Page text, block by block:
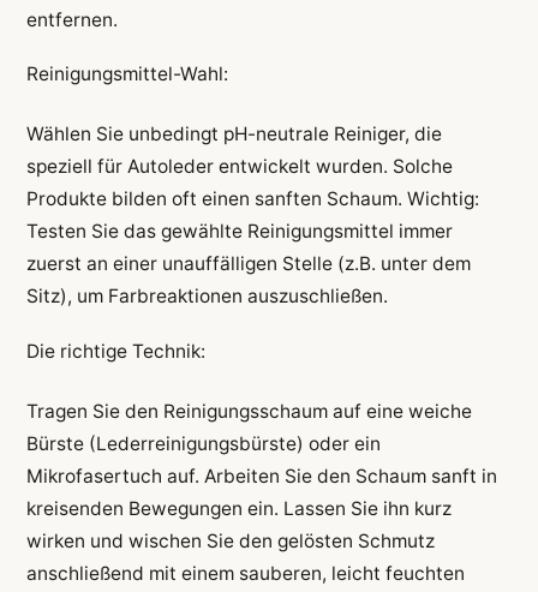
entfernen.
Reinigungsmittel-Wahl:
Wählen Sie unbedingt pH-neutrale Reiniger, die
speziell für Autoleder entwickelt wurden. Solche
Produkte bilden oft einen sanften Schaum. Wichtig:
Testen Sie das gewählte Reinigungsmittel immer
zuerst an einer unauffälligen Stelle (z.B. unter dem
Sitz), um Farbreaktionen auszuschließen.
Die richtige Technik:
Tragen Sie den Reinigungsschaum auf eine weiche
Bürste (Lederreinigungsbürste) oder ein
Mikrofasertuch auf. Arbeiten Sie den Schaum sanft in
kreisenden Bewegungen ein. Lassen Sie ihn kurz
wirken und wischen Sie den gelösten Schmutz
anschließend mit einem sauberen, leicht feuchten